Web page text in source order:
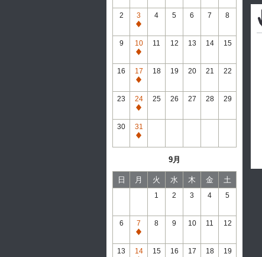
2
3
通
常
休
館
4 5 6 7 8
9
10
通
常
休
館
11 12 13 14 15
16
17
通
常
休
館
18 19 20 21 22
23
24
通
常
休
館
25 26 27 28 29
30
31
通
館
9月
日 月 火 水 木 金 土
1 2 3 4 5
6
7
通
常
8 9 10 11 12
13 14 15 16 17 18 19